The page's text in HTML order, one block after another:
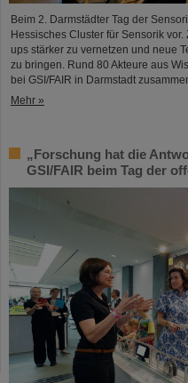
Beim 2. Darmstädter Tag der
Hessisches Cluster für Sensorik
ups stärker zu vernetzen und neue
zu bringen. Rund 80 Akteure aus
bei GSI/FAIR in Darmstadt
Mehr »
„Forschung hat die
GSI/FAIR beim Tag der